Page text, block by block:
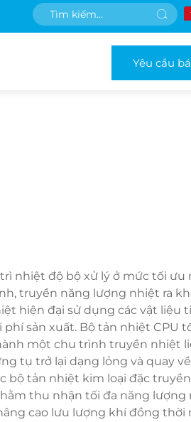
Yêu cầu
nhiệt độ bộ xử lý ở mức tối ưu
truyền năng lượng nhiệt ra
hiện đại sử dụng các vật liệu
sản xuất. Bộ tản nhiệt CPU
một chu trình truyền nhiệt
tụ trở lại dạng lỏng và quay
bộ tản nhiệt kim loại đặc
thu nhận tối đa năng lượng
cao lưu lượng khí đồng thời